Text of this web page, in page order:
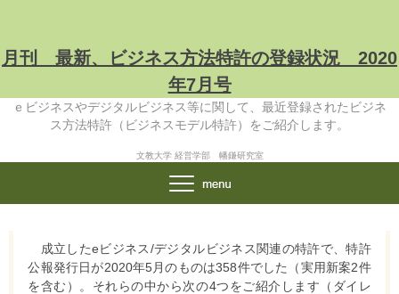
月刊 最新、ビジネス方法特許の登録状況 2020
年7月号
ｅビジネスやデジタルビジネス等に関して、最近登録されたビジネ
ス方法特許（ビジネスモデル特許）をご紹介します。
文教大学 経営学部 幡鎌研究室
成立したeビジネス/デジタルビジネス関連の特許で、特許
公報発行日が2020年5月のものは358件でした（実用新案2件
を含む）。それらの中から次の4つをご紹介します（ダイレ